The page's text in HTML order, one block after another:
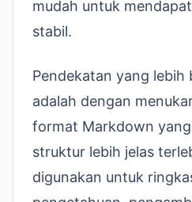
mudah untuk
stabil.
Pendekatan yang lebih
adalah dengan
format Markdown
struktur lebih jelas
digunakan untuk